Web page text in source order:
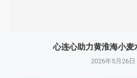
心连心助力黄淮海小麦
2026年5月26日